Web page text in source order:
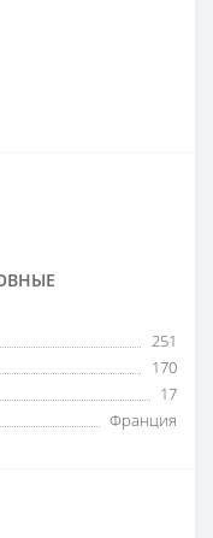
251
170
17
Франция